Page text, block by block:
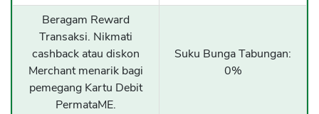
Beragam Reward
Transaksi. Nikmati
cashback atau diskon
Merchant menarik bagi
pemegang Kartu Debit
PermataME.
Suku Bunga Tabungan:
0%